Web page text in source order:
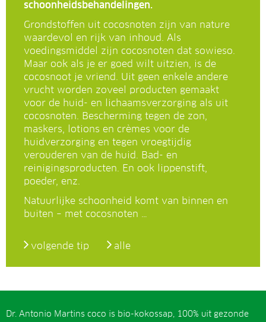
schoonheidsbehandelingen.
Grondstoffen uit cocosnoten zijn van nature
waardevol en rijk van inhoud. Als
voedingsmiddel zijn cocosnoten dat sowieso.
Maar ook als je er goed wilt uitzien, is de
cocosnoot je vriend. Uit geen enkele andere
vrucht worden zoveel producten gemaakt
voor de huid- en lichaamsverzorging als uit
cocosnoten. Bescherming tegen de zon,
maskers, lotions en crèmes voor de
huidverzorging en tegen vroegtijdig
verouderen van de huid. Bad- en
reinigingsproducten. En ook lippenstift,
poeder, enz.
Natuurlijke schoonheid komt van binnen en
buiten – met cocosnoten …
volgende tip alle
Dr. Antonio Martins coco is bio-kokossap, 100% uit gezonde